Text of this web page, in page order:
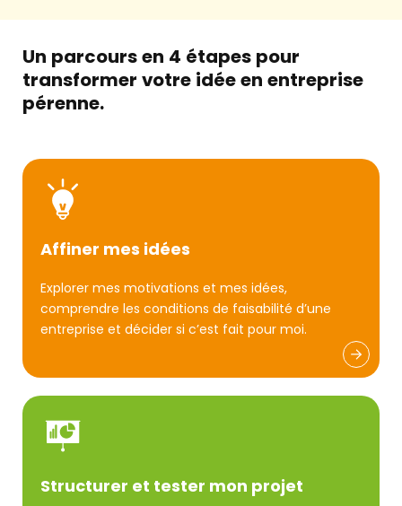
Nos solutions
d’accompagnement
Nos formations
Rencontrernos entrepreneurs
Actus & agenda
Un parcours en 4 étapes pour
transformer votre idée en entreprise
pérenne.
Affiner mes idées
Explorer mes motivations et mes idées,
comprendre les conditions de faisabilité d’une
entreprise et décider si c’est fait pour moi.
Structurer et tester mon projet